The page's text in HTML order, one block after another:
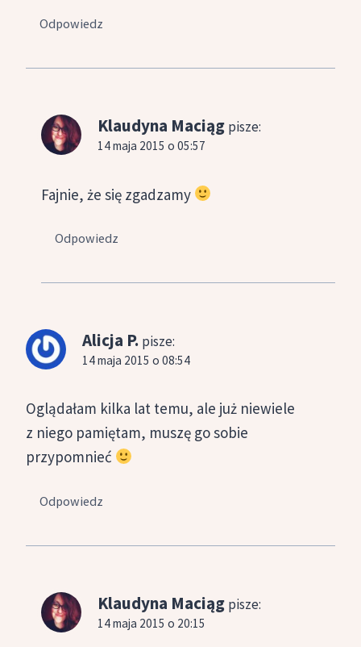
Odpowiedz
Klaudyna Maciąg pisze:
14 maja 2015 o 05:57
Fajnie, że się zgadzamy
Odpowiedz
Alicja P. pisze:
14 maja 2015 o 08:54
Oglądałam kilka lat temu, ale już niewiele
z niego pamiętam, muszę go sobie
przypomnieć
Odpowiedz
Klaudyna Maciąg pisze:
14 maja 2015 o 20:15